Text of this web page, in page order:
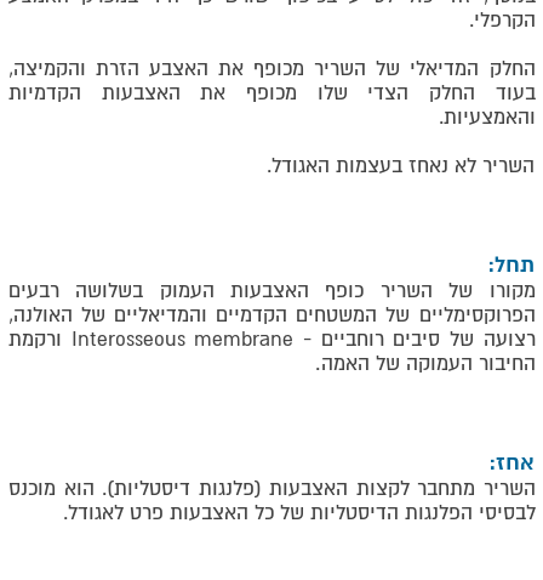
הקרפלי.
החלק המדיאלי של השריר מכופף את האצבע הזרת והקמיצה,
בעוד החלק הצדי שלו מכופף את האצבעות הקדמיות
והאמצעיות.
השריר לא נאחז בעצמות האגודל.
תחל:
מקורו של השריר כופף האצבעות העמוק בשלושה רבעים
הפרוקסימליים של המשטחים הקדמיים והמדיאליים של האולנה,
רצועה של סיבים רוחביים - Interosseous membrane ורקמת
החיבור העמוקה של האמה.
אחז:
השריר מתחבר לקצות האצבעות (פלנגות דיסטליות). הוא מוכנס
לבסיסי הפלנגות הדיסטליות של כל האצבעות פרט לאגודל.